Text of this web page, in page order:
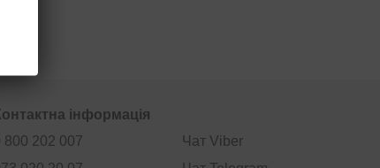
інформація
800 202 007
Чат Viber